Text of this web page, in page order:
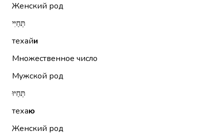
Женский род
תְּחַיִּי
техайи
Множественное число
Мужской род
תְּחַיּוּ
техаю
Женский род